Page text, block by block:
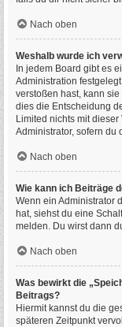
Nach oben
Weshalb wurde ich
In jedem Board gibt es
Administration
verstoßen hast, kann
dies die Entscheidung
Limited nichts mit
Administrator, sofern du
Nach oben
Wie kann ich Beiträge
Wenn ein Administrator
hat, siehst du eine
melden. Du wirst dann
Nach oben
Was bewirkt die
Beitrags?
Hiermit kannst du die
späteren Zeitpunkt